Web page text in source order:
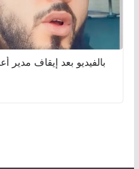
بالفيديو بعد إيقاف مدير